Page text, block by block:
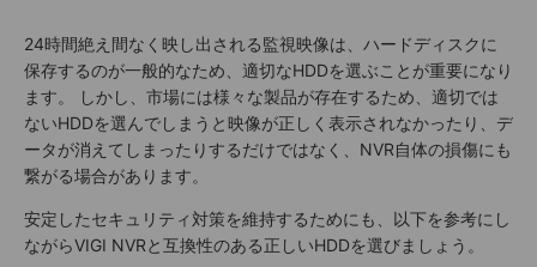
24時間絶え間なく映し出される監視映像は、ハードディスクに
保存するのが一般的なため、適切なHDDを選ぶことが重要になり
ます。
しかし、市場には様々な製品が存在するため、適切では
ないHDDを選んでしまうと映像が正しく表示されなかったり、デ
ータが消えてしまったりするだけではなく、NVR自体の損傷にも
繋がる場合があります。
安定したセキュリティ対策を維持するためにも、以下を参考にし
ながらVIGI NVRと互換性のある正しいHDDを選びましょう。